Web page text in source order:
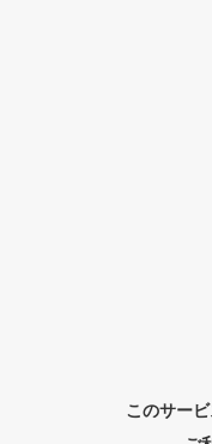
このサー